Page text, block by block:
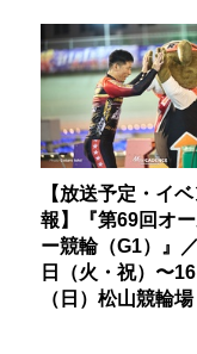
【放送予定・イ
報】『第69回オ
ー競輪（G1）』
日（火・祝）〜16
（日）松山競輪場